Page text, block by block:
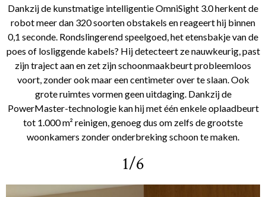
Dankzij de kunstmatige intelligentie OmniSight 3.0 herkent de
robot meer dan 320 soorten obstakels en reageert hij binnen
0,1 seconde. Rondslingerend speelgoed, het etensbakje van de
poes of losliggende kabels? Hij detecteert ze nauwkeurig, past
zijn traject aan en zet zijn schoonmaakbeurt probleemloos
voort, zonder ook maar een centimeter over te slaan. Ook
grote ruimtes vormen geen uitdaging. Dankzij de
PowerMaster-technologie kan hij met één enkele oplaadbeurt
tot 1.000 m² reinigen, genoeg dus om zelfs de grootste
woonkamers zonder onderbreking schoon te maken.
1/6